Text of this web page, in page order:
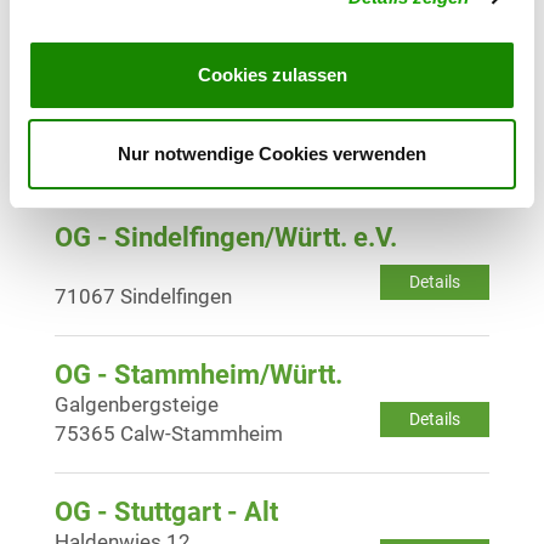
Cookies zulassen
Nur notwendige Cookies verwenden
Details
Auf der Burghalde
71101 Schönaich
OG - Sindelfingen/Württ. e.V.
Details
71067 Sindelfingen
OG - Stammheim/Württ.
Details
Galgenbergsteige
75365 Calw-Stammheim
OG - Stuttgart - Alt